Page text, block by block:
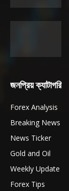
জনপ্রিয় ক্যাটাগরি
Forex Analysis
Breaking News
News Ticker
Gold and Oil
Weekly Update
Forex Tips